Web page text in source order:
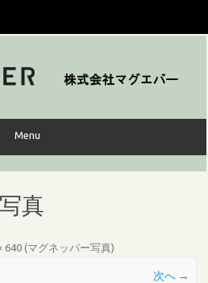
Menu
真
640 (マグネッパー写真)
次へ →